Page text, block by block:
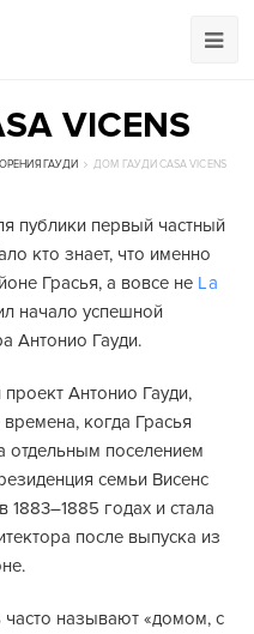
VICENS
ГАУДИ ДОМ ГАУДИ CASA VICENS
публики первый частный
кто знает, что именно
Грасья, а вовсе не La
начало успешной
Антонио Гауди.
Антонио Гауди,
когда Грасья
поселением
семьи Висенс
годах и стала
после выпуска из
часто называют «домом, с